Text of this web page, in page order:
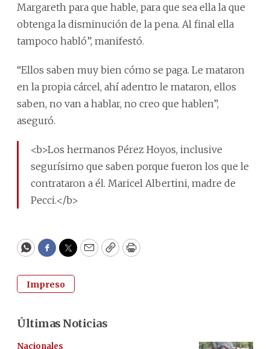
Margareth para que hable, para que sea ella la que
obtenga la disminución de la pena. Al final ella
tampoco habló”, manifestó.
“Ellos saben muy bien cómo se paga. Le mataron
en la propia cárcel, ahí adentro le mataron, ellos
saben, no van a hablar, no creo que hablen”,
aseguró.
<b>Los hermanos Pérez Hoyos, inclusive
segurísimo que saben porque fueron los que le
contrataron a él. Maricel Albertini, madre de
Pecci.</b>
WhatsApp
Facebook
Twitter
EmailCopyPrint
Impreso
Últimas Noticias
Nacionales